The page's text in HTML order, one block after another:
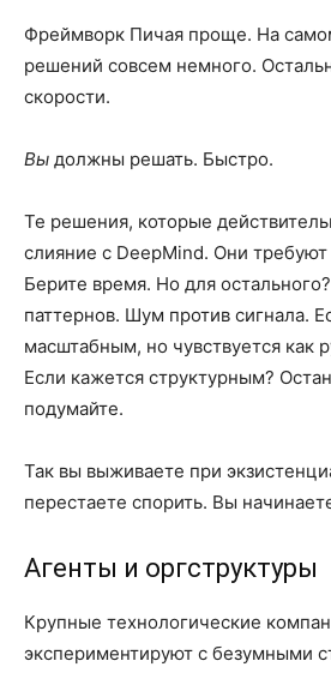
Фреймворк Пичая проще. На
решений совсем немного.
скорости.
Вы должны решать. Быстро.
Те решения, которые
слияние с DeepMind. Они
Берите время. Но для
паттернов. Шум против сигнала.
масштабным, но чувствуется как
Если кажется структурным?
подумайте.
Так вы выживаете при
перестаете спорить. Вы
Агенты и оргструктуры
Крупные технологические
экспериментируют с безумными